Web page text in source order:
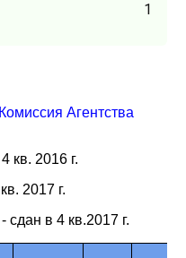
1
Агентства
кв. 2016 г.
2017 г.
в 4 кв.2017 г.